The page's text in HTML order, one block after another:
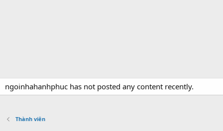
ngoinhahanhphuc has not posted any content recently.
Thành viên